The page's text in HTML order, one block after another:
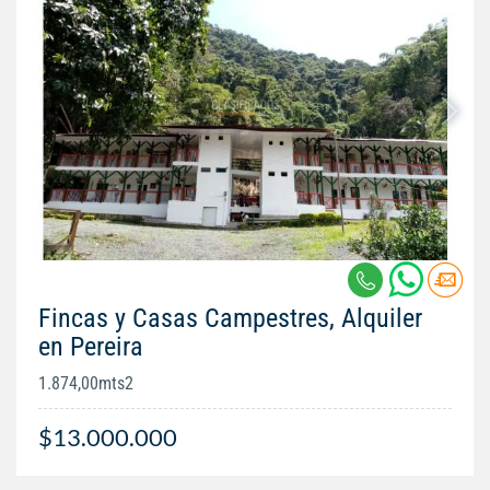
Fincas y Casas Campestres, Alquiler
en Pereira
1.874,00mts2
$13.000.000